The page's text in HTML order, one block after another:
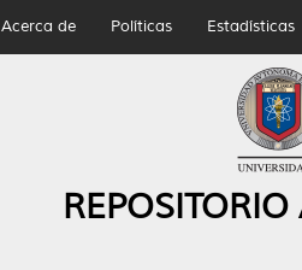
Acerca de Políticas Estadísticas